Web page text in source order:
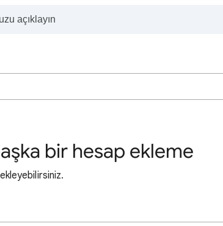
bir hesap ekleme